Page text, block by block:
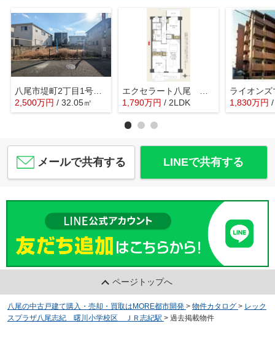
八尾市堤町2丁目1号地 山本小学校区 近鉄河内山本駅
2,500万円 / 32.05㎡
1,790万円 / 2LDK 1,830万円
メールで共有する LINEで共有する
ページトップへ
八尾の中古戸建て購入・売却・買取はMORE都市開発 > 物件カタログ > レック
スプラザ八尾志紀 曙川小学校区 ＪＲ志紀駅 > 過去掲載物件